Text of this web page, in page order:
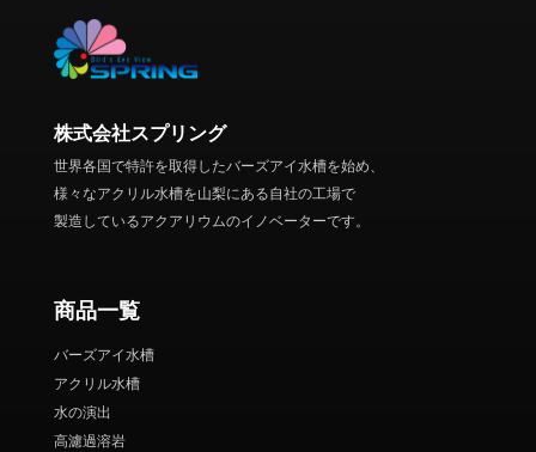
株式会社スプリング
世界各国で特許を取得したバーズアイ水槽を始め、
様々なアクリル水槽を山梨にある自社の工場で
製造しているアクアリウムのイノベーターです。
商品一覧
バーズアイ水槽
アクリル水槽
水の演出
高濾過溶岩